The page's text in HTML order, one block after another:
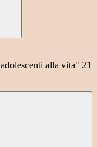
alla vita" 21